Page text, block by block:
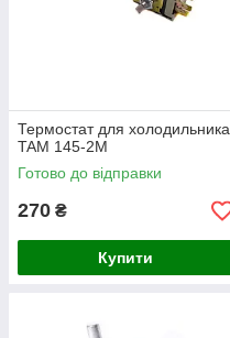
Термостат для холодильника
TAM 145-2M
Готово до відправки
270 ₴
Купити